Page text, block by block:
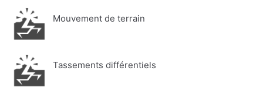
Mouvement de terrain
Tassements différentiels